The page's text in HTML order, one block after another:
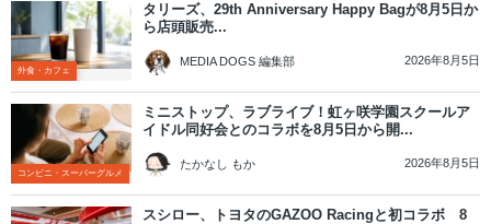
外食・カフェ
タリーズ、29th Anniversary Happy Bagが8月5日か
ら店頭販売...
MEDIA DOGS 編集部 2026年8月5日
コンビニ・スーパーグルメ
ミニストップ、ラブライブ！虹ヶ咲学園スクールア
イドル同好会とのコラボを8月5日から開...
たかなし もか 2026年8月5日
スシロー、トヨタのGAZOO Racingと初コラボ 8